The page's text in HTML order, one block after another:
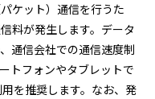
ケット）通信を行うた
料が発生します。データ
通信会社での通信速度制
トフォンやタブレットで
を推奨します。なお、発